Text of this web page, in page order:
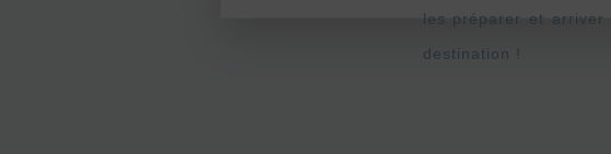
les préparer et arriver
destination !